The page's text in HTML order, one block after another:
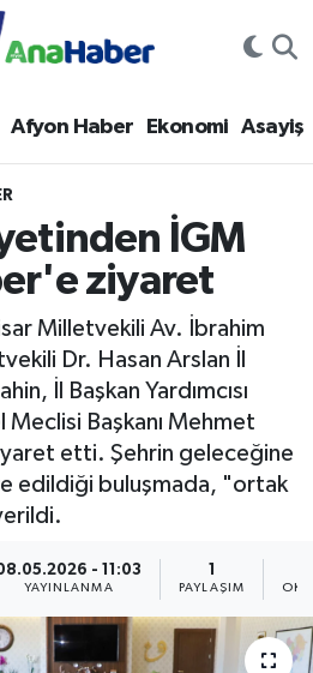
Afyon Haber Ekonomi Asayiş
İGM
ziyaret
Milletvekili Av. İbrahim
Dr. Hasan Arslan İl
İl Başkan Yardımcısı
Meclisi Başkanı Mehmet
etti. Şehrin geleceğine
edildiği buluşmada, "ortak
- 11:03
YAYINLANMA PAYLAŞIM
Eczaneler
Durumu
Yoğunluk Haritası
ve Fikstür